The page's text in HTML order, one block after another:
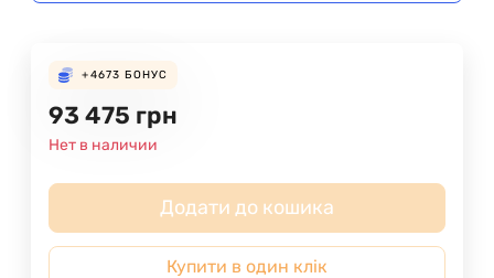
+4673 БОНУС
93 475 грн
Нет в наличии
Додати до кошика
Купити в один клік